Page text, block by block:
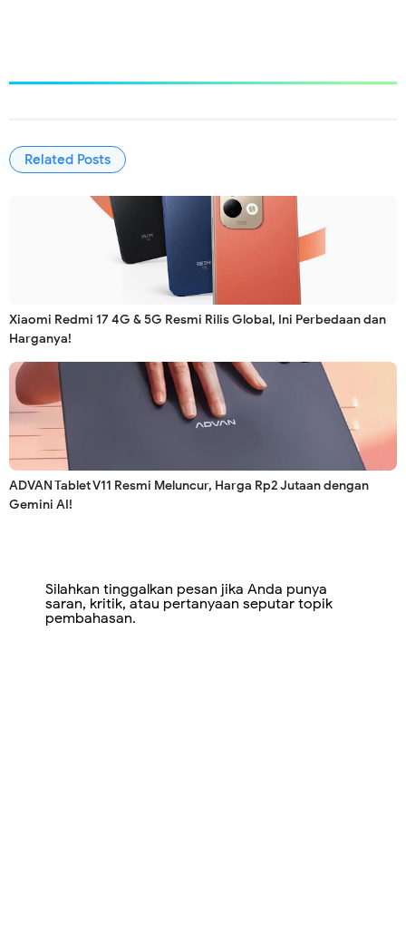
Related Posts
Xiaomi Redmi 17 4G & 5G Resmi Rilis Global, Ini Perbedaan dan
Harganya!
ADVAN Tablet V11 Resmi Meluncur, Harga Rp2 Jutaan dengan
Gemini AI!
Silahkan tinggalkan pesan jika Anda punya
saran, kritik, atau pertanyaan seputar topik
pembahasan.